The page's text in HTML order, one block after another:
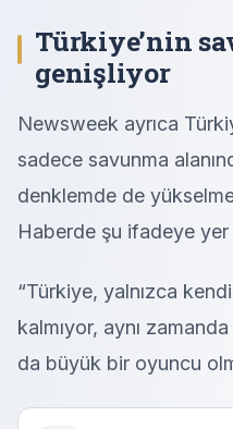
Türkiye’nin
genişliyor
Newsweek ayrıca
sadece savunma
denklemde de
Haberde şu ifadeye yer
“Türkiye, yalnızca
kalmıyor, aynı
da büyük bir oyuncu